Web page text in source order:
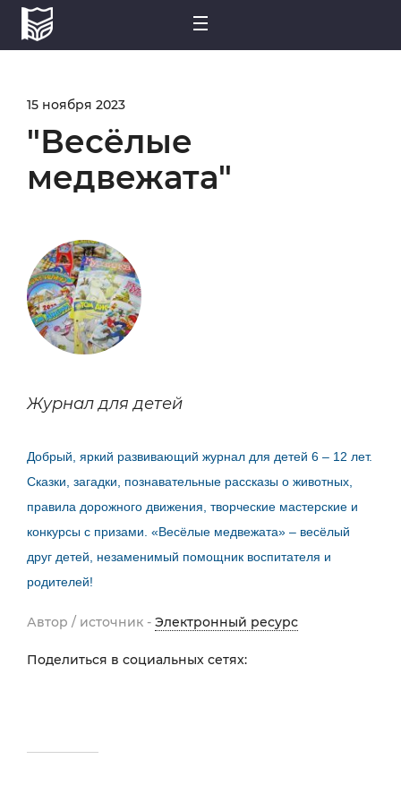
15 ноября 2023
"Весёлые
медвежата"
Журнал для детей
Добрый, яркий развивающий журнал для детей 6 – 12 лет.
Сказки, загадки, познавательные рассказы о животных,
правила дорожного движения, творческие мастерские и
конкурсы с призами. «Весёлые медвежата» – весёлый
друг детей, незаменимый помощник воспитателя и
родителей!
Автор / источник - Электронный ресурс
Поделиться в социальных сетях: